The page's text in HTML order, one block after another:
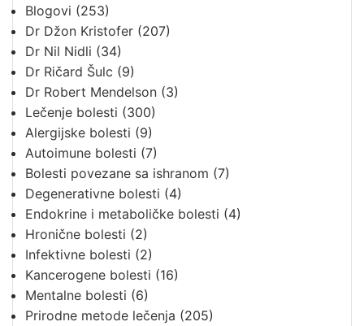
Blogovi (253)
Dr Džon Kristofer (207)
Dr Nil Nidli (34)
Dr Ričard Šulc (9)
Dr Robert Mendelson (3)
Lečenje bolesti (300)
Alergijske bolesti (9)
Autoimune bolesti (7)
Bolesti povezane sa ishranom (7)
Degenerativne bolesti (4)
Endokrine i metaboličke bolesti (4)
Hronične bolesti (2)
Infektivne bolesti (2)
Kancerogene bolesti (16)
Mentalne bolesti (6)
Prirodne metode lečenja (205)